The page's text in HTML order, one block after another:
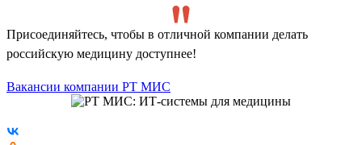
Присоединяйтесь, чтобы в отличной компании делать
российскую медицину доступнее!
Вакансии компании РТ МИС